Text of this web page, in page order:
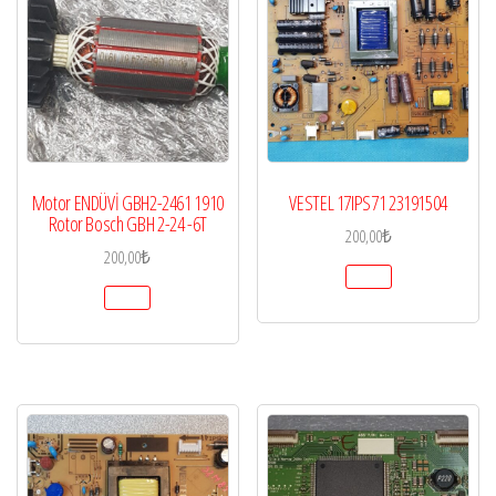
Motor ENDÜVİ GBH2-2461 1910
Rotor Bosch GBH 2-24 -6T
200,00₺
VESTEL 17IPS71 23191504
200,00₺